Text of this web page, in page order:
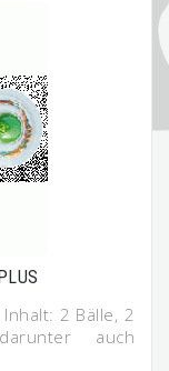
2 Bälle, 2
auch